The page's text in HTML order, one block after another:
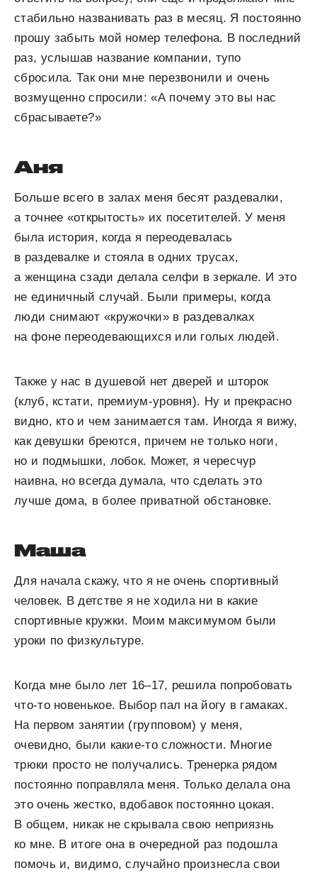
стабильно названивать раз в месяц. Я постоянно
прошу забыть мой номер телефона. В последний
раз, услышав название компании, тупо
сбросила. Так они мне перезвонили и очень
возмущенно спросили: «А почему это вы нас
сбрасываете?»
Аня
Больше всего в залах меня бесят раздевалки,
а точнее «открытость» их посетителей. У меня
была история, когда я переодевалась
в раздевалке и стояла в одних трусах,
а женщина сзади делала селфи в зеркале. И это
не единичный случай. Были примеры, когда
люди снимают «кружочки» в раздевалках
на фоне переодевающихся или голых людей.
Также у нас в душевой нет дверей и шторок
(клуб, кстати, премиум-уровня). Ну и прекрасно
видно, кто и чем занимается там. Иногда я вижу,
как девушки бреются, причем не только ноги,
но и подмышки, лобок. Может, я чересчур
наивна, но всегда думала, что сделать это
лучше дома, в более приватной обстановке.
Маша
Для начала скажу, что я не очень спортивный
человек. В детстве я не ходила ни в какие
спортивные кружки. Моим максимумом были
уроки по физкультуре.
Когда мне было лет 16–17, решила попробовать
что-то новенькое. Выбор пал на йогу в гамаках.
На первом занятии (групповом) у меня,
очевидно, были какие-то сложности. Многие
трюки просто не получались. Тренерка рядом
постоянно поправляла меня. Только делала она
это очень жестко, вдобавок постоянно цокая.
В общем, никак не скрывала свою неприязнь
ко мне. В итоге она в очередной раз подошла
помочь и, видимо, случайно произнесла свои